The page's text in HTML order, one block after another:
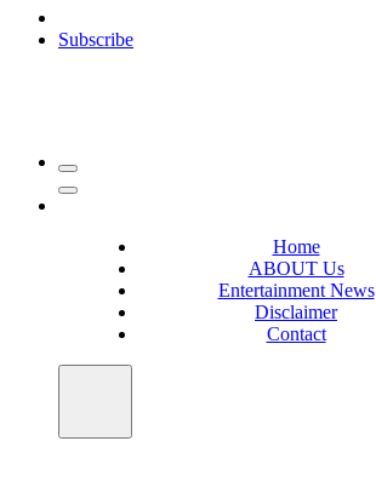
Subscribe
Home
ABOUT Us
Entertainment News
Disclaimer
Contact